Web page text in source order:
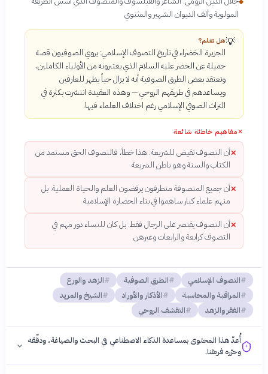
المولوية وألف الديوان الشهير والمثنوي
💡هل تعلم؟
الجزيرة الخضراء في تاريخ التصوف الإسلامي: يروي الصوفيون قصة
جميلة عن الخضر عليه السلام الذي يعتبرونه من الأولياء الكاملين،
وتعتقد بعض الطرق الصوفية أنه لا يزال حياً يظهر للعارفين
ويساعدهم في طريقهم الروحي — وهذه العقيدة انتشرت بكثرة في
التراث الصوفي الإسلامي رغم اختلاف العلماء فيها.
✕مفاهيم خاطئة شائعة
✕أن التصوف نقيض للشريعة: هذا خطأ، فالتصوف الحق مستمد من
الكتاب والسنة وهو باطن الشريعة
✕أن جميع المتصوفة متطرفون يرفضون العلم والحياة العملية: بل
منهم علماء كبار ساهموا في بناء الحضارة الإسلامية
✕أن التصوف يقتصر على الرجال فقط: بل كان للنساء دور مهم في
التصوف كرابعة والرابعات وغيرهن
التصوف الإسلامي الطرق الصوفية
الزهد والورع
المراقبة والمحاسبة
الأذكار والأوراد
الشيخ والمريد
الفقر والزهد
التقشف الروحي
أُعدّ هذا المحتوى بمساعدة الذكاء الاصطناعي في البحث والصياغة، ودقّقه
وحرّره فريقنا.